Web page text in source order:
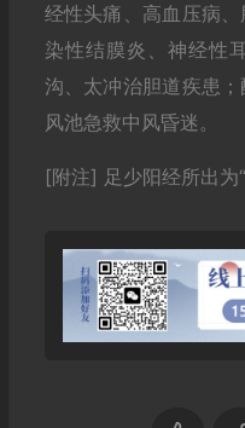
经性头痛、高血压病
染性结膜炎、神经性
沟、太冲治胆道疾患；
风池急救中风昏迷。
[附注] 足少阳经所出为“